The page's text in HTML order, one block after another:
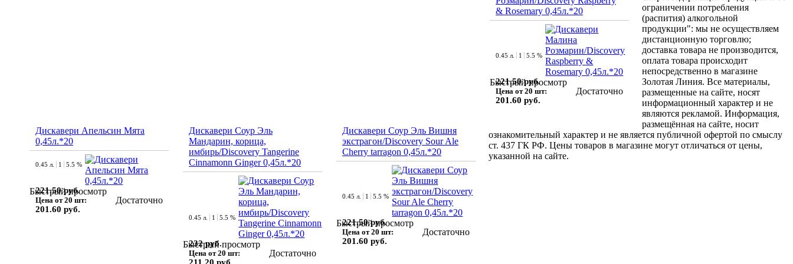
& Rosemary 0,45л.*20
Быстрый просмотр
0.45 л. 1 5.5 %
221.50 руб.
Цена от 20 шт:
201.60 руб.
Достаточно
Дискавери Апельсин Мята
0,45л.*20
Быстрый просмотр
0.45 л. 1 5.5 %
221.50 руб.
Цена от 20 шт:
201.60 руб.
Достаточно
Дискавери Соур Эль
Мандарин, корица,
имбирь/Discovery Tangerine
Cinnamonn Ginger 0,45л.*20
Быстрый просмотр
0.45 л. 1 5.5 %
232 руб.
Цена от 20 шт: Достаточно
Дискавери Соур Эль Вишня
экстрагон/Discovery Sour Ale
Cherry tarragon 0,45л.*20
Быстрый просмотр
0.45 л. 1 5.5 %
221.50 руб.
Цена от 20 шт:
201.60 руб.
Достаточно
ограничении потребления
(распития) алкогольной
продукции": мы не осуществляем
дистанционную торговлю;
доставка товара не производится,
оплата товара происходит
непосредственно в магазине
Золотая Линия. Все материалы,
размещенные на сайте, носят
информационный характер и не
являются рекламой. Информация,
размещённая на сайте, носит
ознакомительный характер и не является публичной офертой по смыслу
ст. 437 ГК РФ. Цены товаров в магазине могут отличаться от цены,
указанной на сайте.